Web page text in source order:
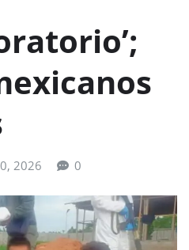
2026 0